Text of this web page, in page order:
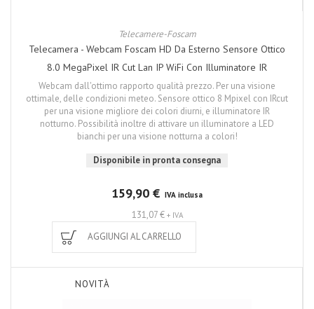
Telecamere-Foscam
Telecamera - Webcam Foscam HD Da Esterno Sensore Ottico
8.0 MegaPixel IR Cut Lan IP WiFi Con Illuminatore IR
Webcam dall'ottimo rapporto qualità prezzo. Per una visione
ottimale, delle condizioni meteo. Sensore ottico 8 Mpixel con IRcut
per una visione migliore dei colori diurni, e illuminatore IR
notturno. Possibilità inoltre di attivare un illuminatore a LED
bianchi per una visione notturna a colori!
Disponibile in pronta consegna
159,90 € IVA inclusa
131,07 € + IVA
AGGIUNGI AL CARRELLO
NOVITÀ